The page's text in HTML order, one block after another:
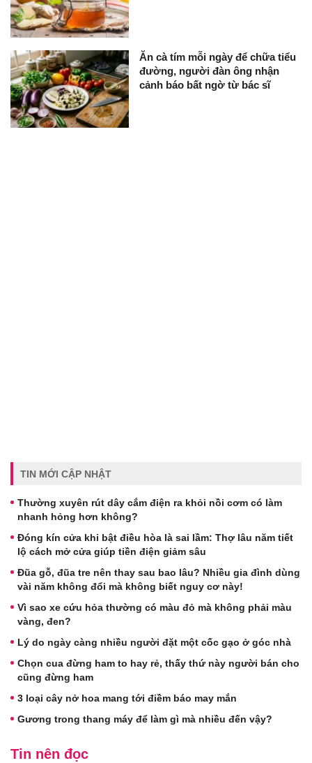
Ăn cà tím mỗi ngày để chữa tiểu
đường, người đàn ông nhận
cảnh báo bất ngờ từ bác sĩ
TIN MỚI CẬP NHẬT
Thường xuyên rút dây cắm điện ra khỏi nồi cơm có làm
nhanh hỏng hơn không?
Đóng kín cửa khi bật điều hòa là sai lầm: Thợ lâu năm tiết
lộ cách mở cửa giúp tiền điện giảm sâu
Đũa gỗ, đũa tre nên thay sau bao lâu? Nhiều gia đình dùng
vài năm không đổi mà không biết nguy cơ này!
Vì sao xe cứu hỏa thường có màu đỏ mà không phải màu
vàng, đen?
Lý do ngày càng nhiều người đặt một cốc gạo ở góc nhà
Chọn cua đừng ham to hay rẻ, thấy thứ này người bán cho
cũng đừng ham
3 loại cây nở hoa mang tới điềm báo may mắn
Gương trong thang máy để làm gì mà nhiều đến vậy?
Tin nên đọc